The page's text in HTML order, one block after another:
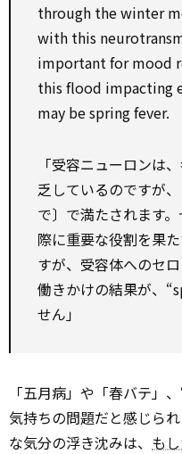
through the winter
with this
important for mood
this flood impacting
may be spring fever.
「受容ニューロンは
乏しているのですが
で〕で満たされます
際に重要な役割を果
すが、受容体へのセ
働きかけの結果が、
せん」
「五月病」や「春バテ」
気持ちの問題だと感じら
な気分の浮き沈みは、 も